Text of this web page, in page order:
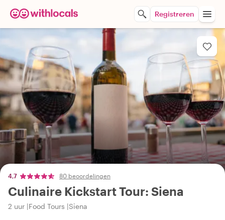
Registreren
4,7 80 beoordelingen
Culinaire Kickstart Tour: Siena
2 uur Food Tours Siena